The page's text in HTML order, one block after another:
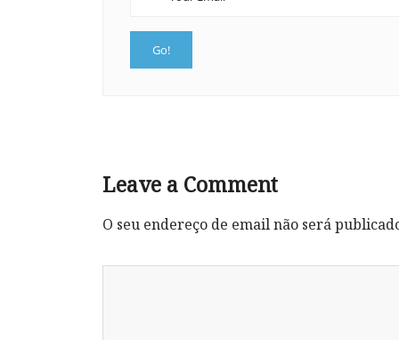
Leave a Comment
O seu endereço de email não será